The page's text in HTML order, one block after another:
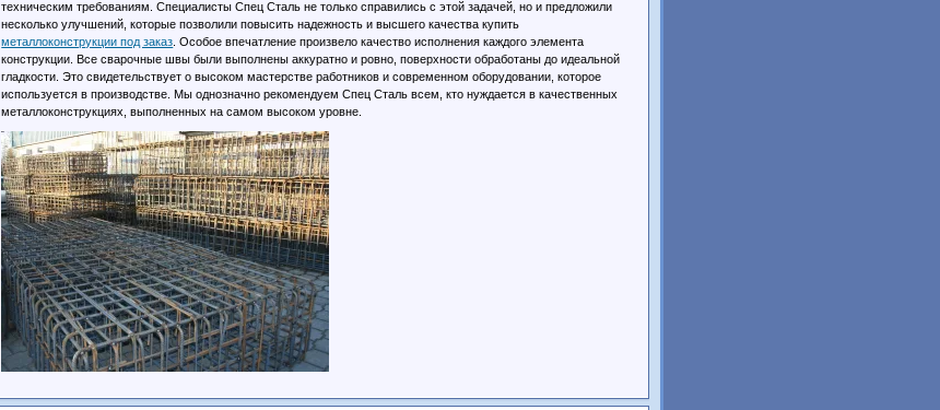
техническим требованиям. Специалисты Спец Сталь не только справились с этой задачей, но и предложили
несколько улучшений, которые позволили повысить надежность и высшего качества купить
металлоконструкции под заказ . Особое впечатление произвело качество исполнения каждого элемента
конструкции. Все сварочные швы были выполнены аккуратно и ровно, поверхности обработаны до идеальной
гладкости. Это свидетельствует о высоком мастерстве работников и современном оборудовании, которое
используется в производстве. Мы однозначно рекомендуем Спец Сталь всем, кто нуждается в качественных
металлоконструкциях, выполненных на самом высоком уровне.